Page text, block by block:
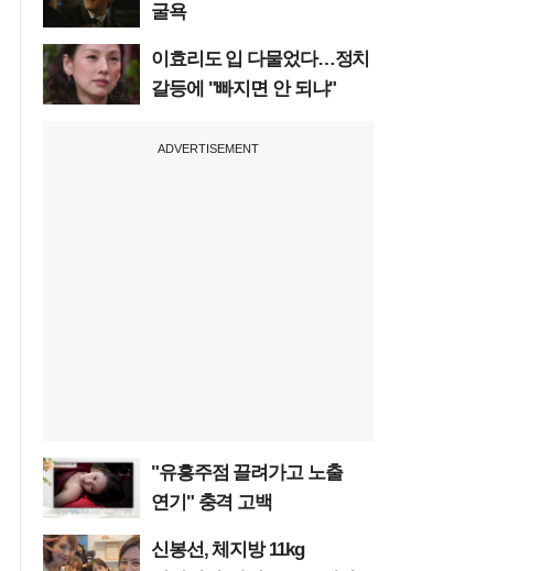
굴욕
이효리도 입 다물었다…정치
갈등에 "빠지면 안 되냐"
ADVERTISEMENT
"유흥주점 끌려가고 노출
연기" 충격 고백
신봉선, 체지방 11kg